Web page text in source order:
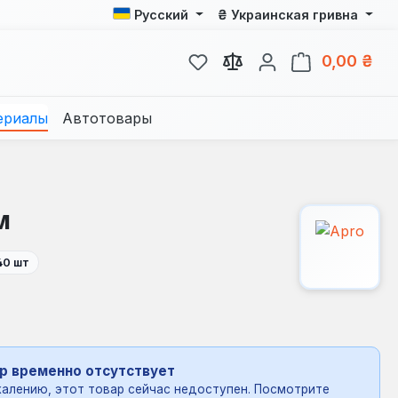
Русский ₴ Украинская гривна
У вас есть товары из
0,00 ₴
Автотовары
шт
временно отсутствует
этот товар сейчас недоступен. Посмотрите